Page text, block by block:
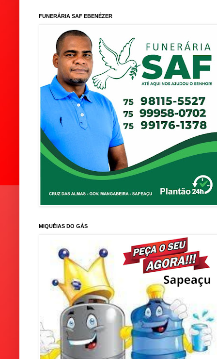
FUNERÁRIA SAF EBENÉZER
MIQUÉIAS DO GÁS